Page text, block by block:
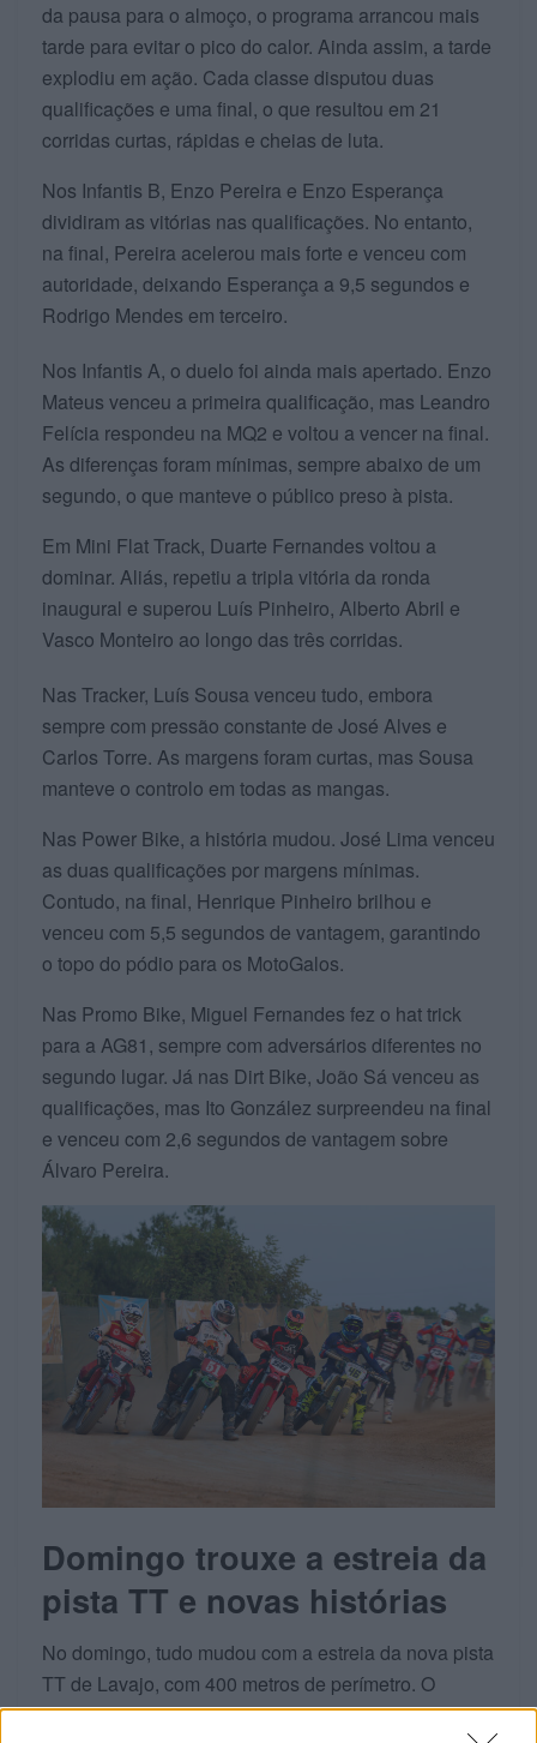
da pausa para o almoço, o programa arrancou mais
tarde para evitar o pico do calor. Ainda assim, a tarde
explodiu em ação. Cada classe disputou duas
qualificações e uma final, o que resultou em 21
corridas curtas, rápidas e cheias de luta.
Nos Infantis B, Enzo Pereira e Enzo Esperança
dividiram as vitórias nas qualificações. No entanto,
na final, Pereira acelerou mais forte e venceu com
autoridade, deixando Esperança a 9,5 segundos e
Rodrigo Mendes em terceiro.
Nos Infantis A, o duelo foi ainda mais apertado. Enzo
Mateus venceu a primeira qualificação, mas Leandro
Felícia respondeu na MQ2 e voltou a vencer na final.
As diferenças foram mínimas, sempre abaixo de um
segundo, o que manteve o público preso à pista.
Em Mini Flat Track, Duarte Fernandes voltou a
dominar. Aliás, repetiu a tripla vitória da ronda
inaugural e superou Luís Pinheiro, Alberto Abril e
Vasco Monteiro ao longo das três corridas.
Nas Tracker, Luís Sousa venceu tudo, embora
sempre com pressão constante de José Alves e
Carlos Torre. As margens foram curtas, mas Sousa
manteve o controlo em todas as mangas.
Nas Power Bike, a história mudou. José Lima venceu
as duas qualificações por margens mínimas.
Contudo, na final, Henrique Pinheiro brilhou e
venceu com 5,5 segundos de vantagem, garantindo
o topo do pódio para os MotoGalos.
Nas Promo Bike, Miguel Fernandes fez o hat trick
para a AG81, sempre com adversários diferentes no
segundo lugar. Já nas Dirt Bike, João Sá venceu as
qualificações, mas Ito González surpreendeu na final
e venceu com 2,6 segundos de vantagem sobre
Álvaro Pereira.
Domingo trouxe a estreia da
pista TT e novas histórias
No domingo, tudo mudou com a estreia da nova pista
TT de Lavajo, com 400 metros de perímetro. O
traçado trouxe novos desafios e, por isso, abriu